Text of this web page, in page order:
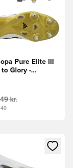
Pure Elite III
to Glory -
kr.
40
dig som
Modal til at logge